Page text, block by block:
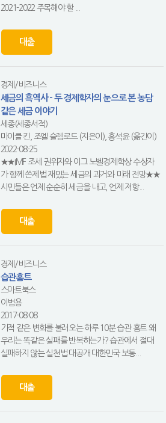
2021-2022 주목해야 할 ...
대출
경제/비즈니스
세금의 흑역사 - 두 경제학자의 눈으로 본 농담
같은 세금 이야기
세종(세종서적)
마이클 킨, 조엘 슬렘로드 (지은이), 홍석윤 (옮긴이)
2022-08-25
★★IMF 조세 권위자와 이그 노벨경제학상 수상자
가 함께 쓴제법 재밌는 세금의 과거와 미래 전망★★
시민들은 언제 순순히 세금을 내고, 언제 저항...
대출
경제/비즈니스
습관홈트
스마트북스
이범용
2017-08-08
기적 같은 변화를 불러오는 하루 10분 습관 홈트 왜
우리는 똑같은 실패를 반복하는가? 습관에서 절대
실패하지 않는 실천법 대공개 대한민국 보통...
대출